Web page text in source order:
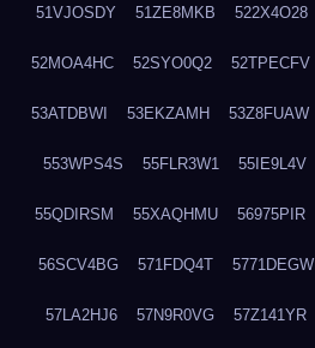
51VJOSDY 51ZE8MKB 522X4O28
52MOA4HC 52SYO0Q2 52TPECFV
53ATDBWI 53EKZAMH 53Z8FUAW
553WPS4S 55FLR3W1 55IE9L4V
55QDIRSM 55XAQHMU 56975PIR
56SCV4BG 571FDQ4T 5771DEGW
57LA2HJ6 57N9R0VG 57Z141YR